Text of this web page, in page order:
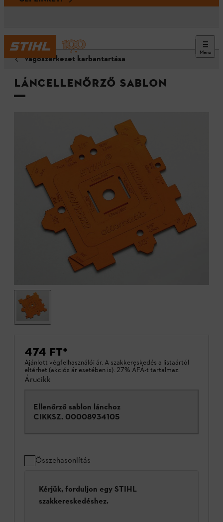
Menü
Vágószerkezet karbantartása
Láncellenőrző sablon
474 FT*
Ajánlott végfelhasználói ár. A szakkereskedés a listaártól
eltérhet (akciós ár esetében is). 27% ÁFÁ-t tartalmaz.
Árucikk
Ellenőrző sablon lánchoz
CIKKSZ. 00008934105
Összehasonlítás
Kérjük, forduljon egy STIHL
szakkereskedéshez.